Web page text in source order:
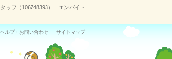
ッフ（106748393）｜エンバイト
ヘルプ・お問い合わせ サイトマップ